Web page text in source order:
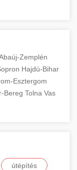
Zemplén
Hajdú-Bihar
Esztergom
Bereg Tolna Vas
útépítés